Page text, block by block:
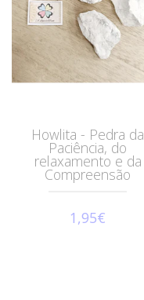
Howlita - Pedra da
Paciência, do
relaxamento e da
Compreensão
1,95€